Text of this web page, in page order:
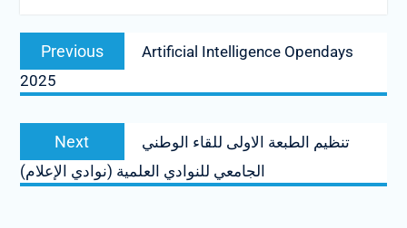
Post
navigation
Previous
Previous
post:
Artificial Intelligence Opendays
2025
Next
Next
post:
تنظيم الطبعة الاولى للقاء الوطني
الجامعي للنوادي العلمية (نوادي الإعلام)